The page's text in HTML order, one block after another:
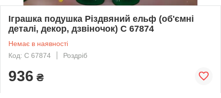
Іграшка подушка Різдвяний ельф (об'ємні
деталі, декор, дзвіночок) C 67874
Немає в наявності
Код: C 67874
Роздріб
936 ₴